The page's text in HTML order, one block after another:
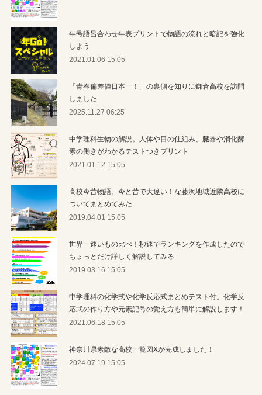
年号語呂合わせ年表プリントで物語の流れと暗記を強化
しよう
2021.01.06 15:05
「青春偏差値日本一！」の裏側を知りに鎌倉高校を訪問
しました
2025.11.27 06:25
中学理科生物の解説。人体や目の仕組み、臓器や消化酵
素の働きがわかるテストつきプリント
2021.01.12 15:05
高校今昔物語。今と昔で大違い！な藤沢地域近隣高校に
ついてまとめてみた
2019.04.01 15:05
世界一速いもの比べ！秒速でランキングを作成したので
ちょっとだけ詳しく解説してみる
2019.03.16 15:05
中学理科の化学式や化学反応式まとめテスト付。化学反
応式の作り方や元素記号の覚え方も簡単に解説します！
2021.06.18 15:05
神奈川県素敵な高校一覧図Xが完成しました！
2024.07.19 15:05